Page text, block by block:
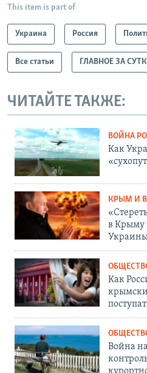
This item is part of
Украина Россия
Все статьи ГЛАВНОЕ ЗА
ЧИТАЙТЕ ТАКЖЕ:
ВОЙНА
Как
КРЫМ И
в Крыму
Как
Война